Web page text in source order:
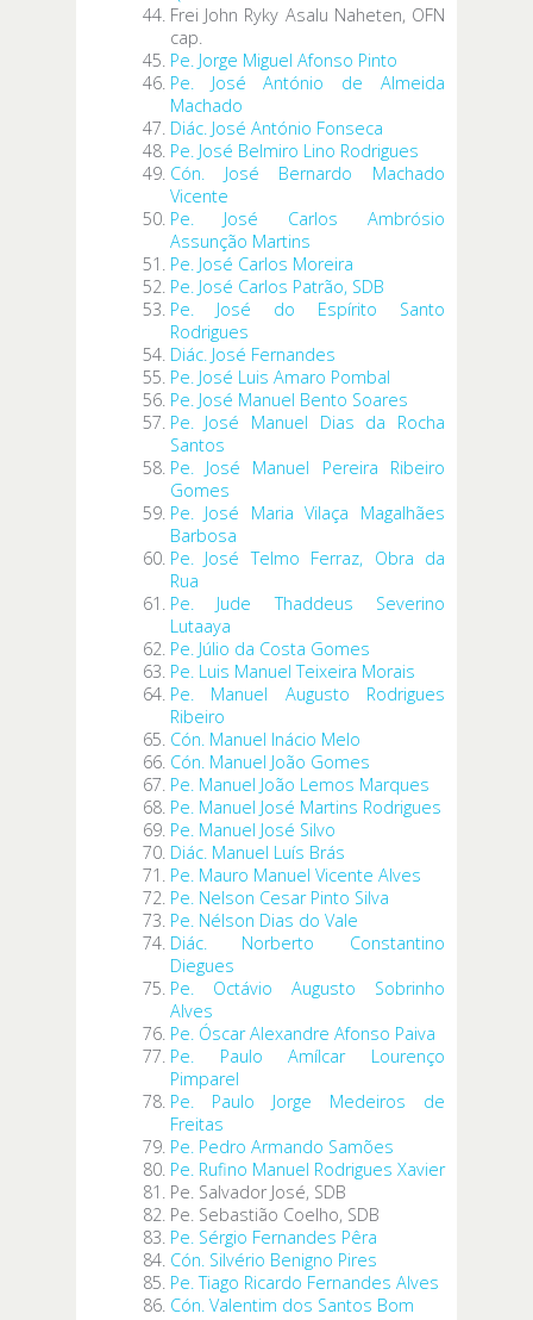
Frei John Ryky Asalu Naheten, OFN
cap.
Pe. Jorge Miguel Afonso Pinto
Pe. José António de Almeida
Machado
Diác. José António Fonseca
Pe. José Belmiro Lino Rodrigues
Cón. José Bernardo Machado
Vicente
Pe. José Carlos Ambrósio
Assunção Martins
Pe. José Carlos Moreira
Pe. José Carlos Patrão, SDB
Pe. José do Espírito Santo
Rodrigues
Diác. José Fernandes
Pe. José Luis Amaro Pombal
Pe. José Manuel Bento Soares
Pe. José Manuel Dias da Rocha
Santos
Pe. José Manuel Pereira Ribeiro
Gomes
Pe. José Maria Vilaça Magalhães
Barbosa
Pe. José Telmo Ferraz, Obra da
Rua
Pe. Jude Thaddeus Severino
Lutaaya
Pe. Júlio da Costa Gomes
Pe. Luis Manuel Teixeira Morais
Pe. Manuel Augusto Rodrigues
Ribeiro
Cón. Manuel Inácio Melo
Cón. Manuel João Gomes
Pe. Manuel João Lemos Marques
Pe. Manuel José Martins Rodrigues
Pe. Manuel José Silvo
Diác. Manuel Luís Brás
Pe. Mauro Manuel Vicente Alves
Pe. Nelson Cesar Pinto Silva
Pe. Nélson Dias do Vale
Diác. Norberto Constantino
Diegues
Pe. Octávio Augusto Sobrinho
Alves
Pe. Óscar Alexandre Afonso Paiva
Pe. Paulo Amílcar Lourenço
Pimparel
Pe. Paulo Jorge Medeiros de
Freitas
Pe. Pedro Armando Samões
Pe. Rufino Manuel Rodrigues Xavier
Pe. Salvador José, SDB
Pe. Sebastião Coelho, SDB
Pe. Sérgio Fernandes Pêra
Cón. Silvério Benigno Pires
Pe. Tiago Ricardo Fernandes Alves
Cón. Valentim dos Santos Bom